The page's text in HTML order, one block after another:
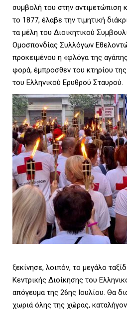
M
E
N
U
συμβολή του στην αντιμετώπιση
το 1877, έλαβε την τιμητική
τα μέλη του Διοικητικού
Ομοσπονδίας Συλλόγων
προκειμένου η «φλόγα της
φορά, έμπροσθεν του κτηρίου
του Ελληνικού Ερυθρού Σταυρού.
ξεκίνησε, λοιπόν, το μεγάλο
Κεντρικής Διοίκησης του
απόγευμα της 26ης Ιουλίου. Θα
χωριά όλης της χώρας,